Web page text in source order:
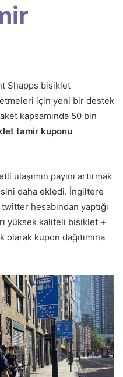
Shapps bisiklet
etmeleri için yeni bir destek
kapsamında 50 bin
tamir kuponu
ulaşımın payını artırmak
daha ekledi. İngiltere
twitter hesabından yaptığı
yüksek kaliteli bisiklet +
kupon dağıtımına